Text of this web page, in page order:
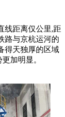
线距离仅公里,距
路与京杭运河的
得天独厚的区域
加明显。